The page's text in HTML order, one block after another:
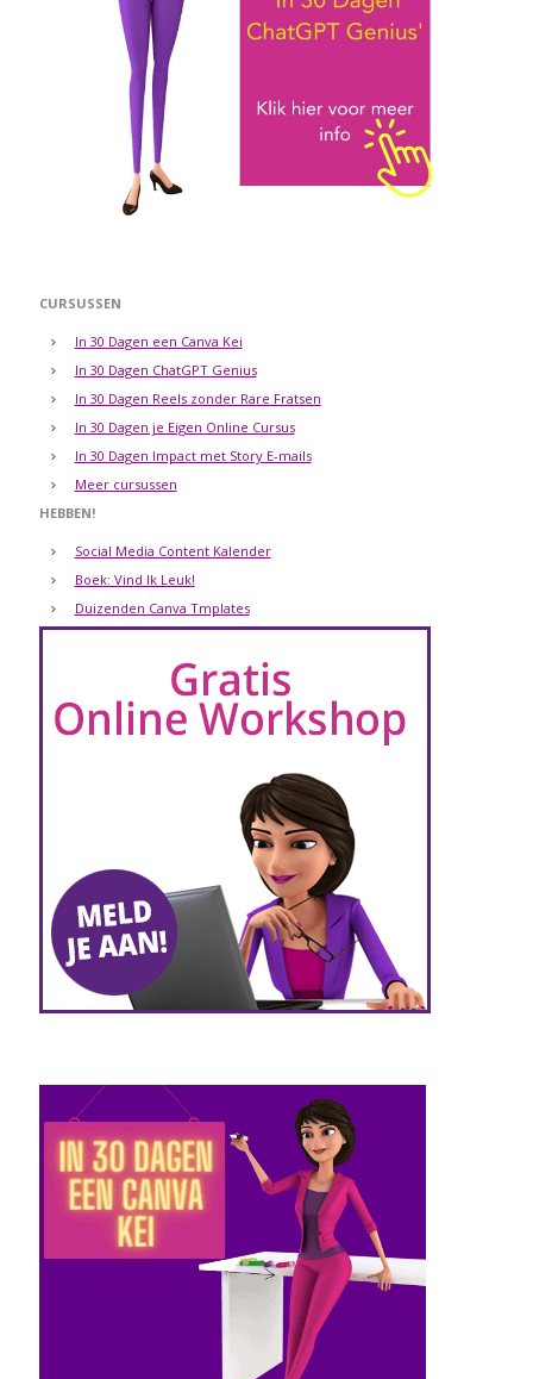
CURSUSSEN
In 30 Dagen een Canva Kei
In 30 Dagen ChatGPT Genius
In 30 Dagen Reels zonder Rare Fratsen
In 30 Dagen je Eigen Online Cursus
In 30 Dagen Impact met Story E-mails
Meer cursussen
HEBBEN!
Social Media Content Kalender
Boek: Vind Ik Leuk!
Duizenden Canva Tmplates